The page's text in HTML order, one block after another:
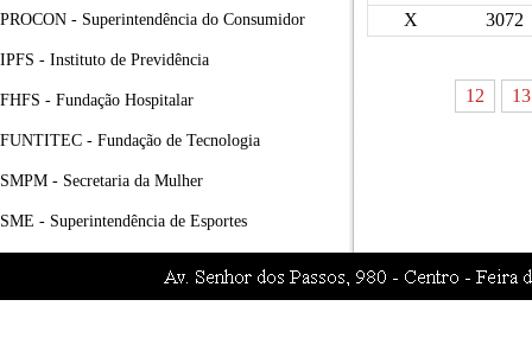
PROCON - Superintendência do Consumidor
IPFS - Instituto de Previdência
FHFS - Fundação Hospitalar
FUNTITEC - Fundação de Tecnologia
SMPM - Secretaria da Mulher
SME - Superintendência de Esportes
X
3072
12 13